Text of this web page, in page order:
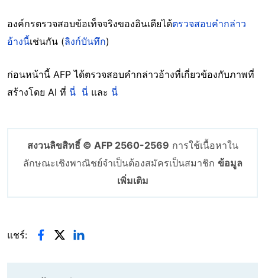
องค์กรตรวจสอบข้อเท็จจริงของอินเดียได้ตรวจสอบคำกล่าว
อ้างนี้เช่นกัน (ลิงก์บันทึก)
ก่อนหน้านี้ AFP ได้ตรวจสอบคำกล่าวอ้างที่เกี่ยวข้องกับภาพที่
สร้างโดย AI ที่ นี่ นี่ และ นี่
สงวนลิขสิทธิ์ © AFP 2560-2569 การใช้เนื้อหาใน
ลักษณะเชิงพาณิชย์จำเป็นต้องสมัครเป็นสมาชิก ข้อมูล
เพิ่มเติม
แชร์: